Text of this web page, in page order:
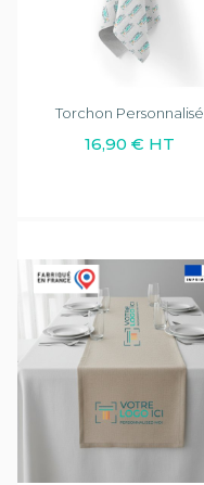
Torchon Personnalisé
16,90 € HT